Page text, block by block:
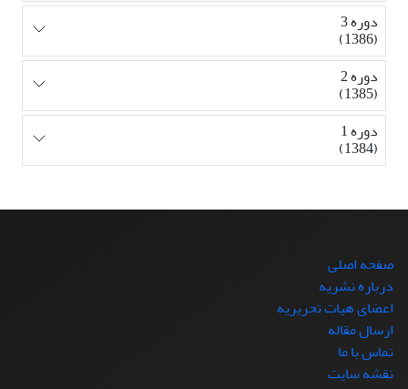
دوره 3
(1386)
دوره 2
(1385)
دوره 1
(1384)
صفحه اصلی
درباره نشریه
اعضای هیات تحریریه
ارسال مقاله
تماس با ما
نقشه سایت